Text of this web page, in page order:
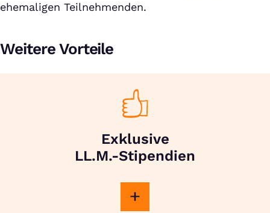
ehemaligen Teilnehmenden.
Weitere Vorteile
Exklusive
LL.M.-Stipendien